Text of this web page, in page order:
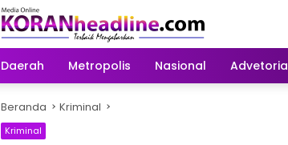
Daerah Metropolis Nasional
Beranda Kriminal
Kriminal